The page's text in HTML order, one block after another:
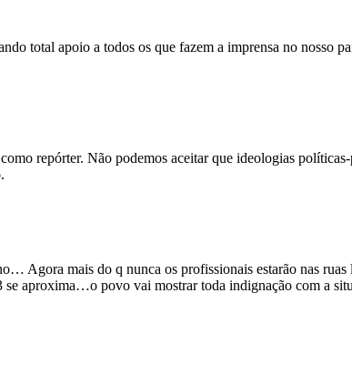
total apoio a todos os que fazem a imprensa no nosso
repórter. Não podemos aceitar que ideologias
Agora mais do q nunca os profissionais estarão nas
aproxima…o povo vai mostrar toda indignação com a